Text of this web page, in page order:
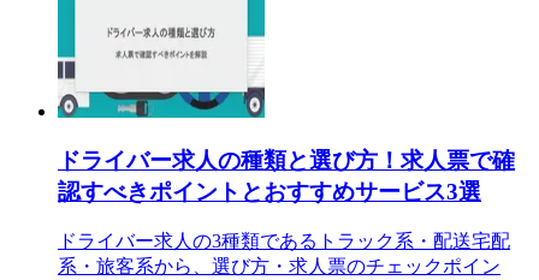
ドライバー求人の種類と選び方！求人票で確
認すべきポイントとおすすめサービス3選
ドライバー求人の3種類であるトラック系・配送宅配
系・旅客系から、選び方・求人票のチェックポイン